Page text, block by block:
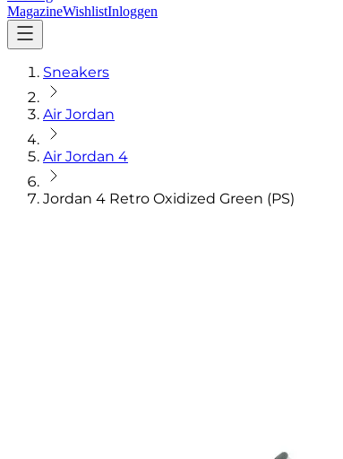
MagazineWishlistInloggen
Sneakers
Air Jordan
Air Jordan 4
Jordan 4 Retro Oxidized Green (PS)